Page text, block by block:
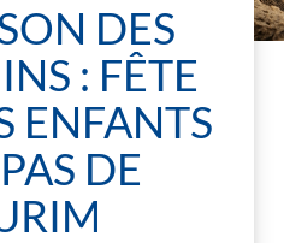
DES
: FÊTE
ENFANTS
DE